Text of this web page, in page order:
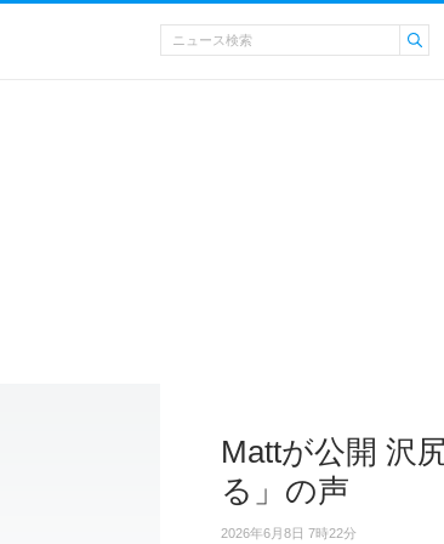
Mattが公開 沢
る」の声
2026年6月8日 7時22分